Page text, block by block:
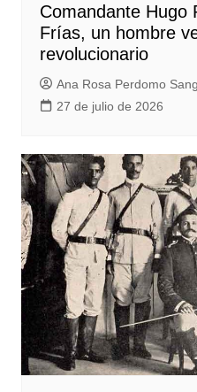
Comandante Hugo
Frías, un hombre
revolucionario
Ana Rosa Perdomo
27 de julio de 2026